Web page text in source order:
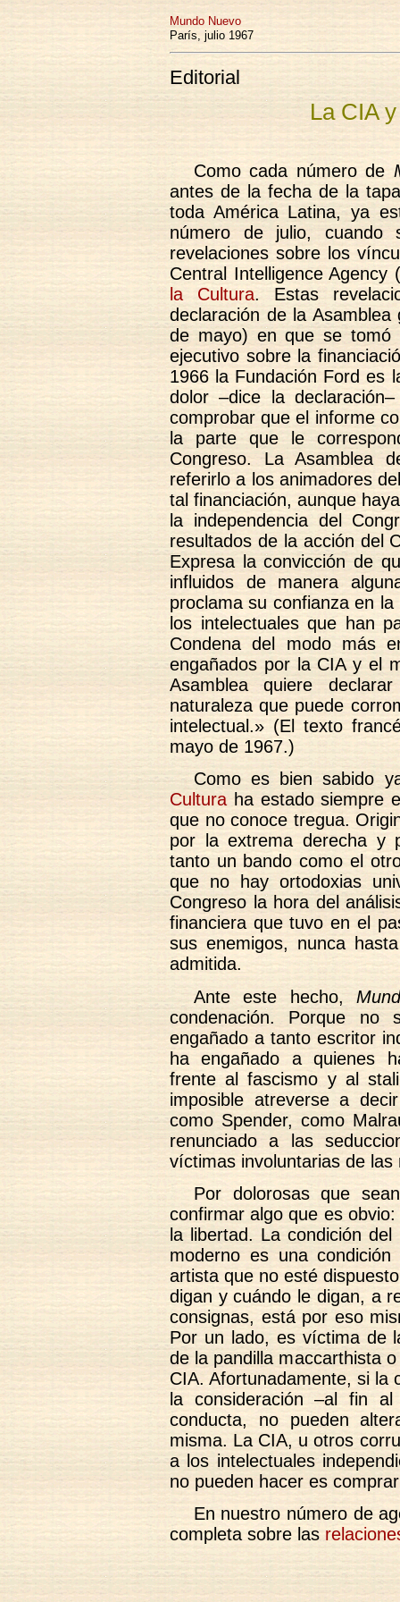
Mundo Nuevo
París, julio 1967
Editorial
La CIA
Como cada número de
antes de la fecha de la
toda América Latina, ya
número de julio, cuando
revelaciones sobre los
Central Intelligence
la Cultura. Estas
declaración de la
de mayo) en que se tomó
ejecutivo sobre la
1966 la Fundación Ford es
dolor –dice la
comprobar que el informe
la parte que le
Congreso. La Asamblea
referirlo a los animadores
tal financiación, aunque
la independencia del
resultados de la acción del
Expresa la convicción de
influidos de manera
proclama su confianza en
los intelectuales que han
Condena del modo más
engañados por la CIA y el
Asamblea quiere
naturaleza que puede
intelectual.» (El texto
mayo de 1967.)
Como es bien sabido
Cultura ha estado siempre
que no conoce tregua.
por la extrema derecha y
tanto un bando como el
que no hay ortodoxias
Congreso la hora del
financiera que tuvo en el
sus enemigos, nunca
admitida.
Ante este hecho,
condenación. Porque
engañado a tanto escritor
ha engañado a quienes
frente al fascismo y al
imposible atreverse a
como Spender, como
renunciado a las
víctimas involuntarias de
Por dolorosas que
confirmar algo que es
la libertad. La condición
moderno es una
artista que no esté
digan y cuándo le digan, a
consignas, está por eso
Por un lado, es víctima de
de la pandilla maccarthista
CIA. Afortunadamente, si la
la consideración –al fin
conducta, no pueden
misma. La CIA, u otros
a los intelectuales
no pueden hacer es
En nuestro número de
completa sobre las